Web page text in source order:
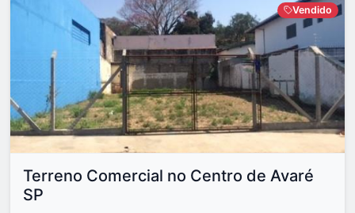
Vendido
Terreno Comercial no Centro de Avaré
SP